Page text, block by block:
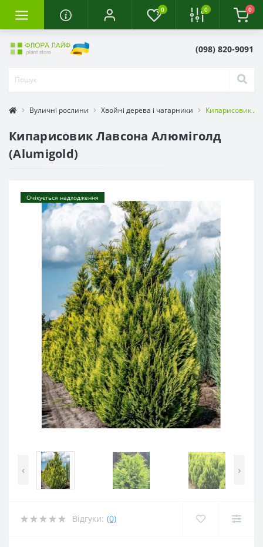
0 0 0
(098) 820-9091
Вуличні рослини Хвойні дерева і чагарники Кипарисовик
Кипарисовик Лавсона Алюміголд
(Alumigold)
Очікується надходження
‹ ›
Відгуки: (0)